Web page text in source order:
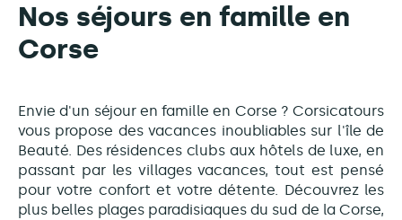
Nos séjours en famille en
Corse
Envie d'un séjour en famille en Corse ? Corsicatours
vous propose des vacances inoubliables sur l'île de
Beauté. Des résidences clubs aux hôtels de luxe, en
passant par les villages vacances, tout est pensé
pour votre confort et votre détente. Découvrez les
plus belles plages paradisiaques du sud de la Corse,